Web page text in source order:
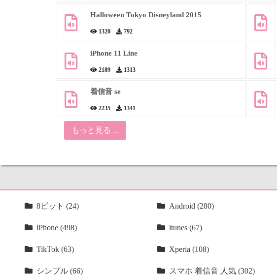
Halloween Tokyo Disneyland 2015
1320 792
iPhone 11 Line
2189 1313
着信音 se
2235 1341
もっと見る ...
8ビット (24) Android (280)
iPhone (498) itunes (67)
TikTok (63) Xperia (108)
シンプル (66) スマホ 着信音 人気 (302)